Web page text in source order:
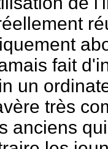
fait
un
très
anciens